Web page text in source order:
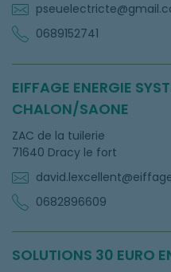
0689152741
EIFFAGE ENERGIE
CHALON/SAONE
ZAC de la tuilerie
71640 Dracy le fort
0682896609
SOLUTIONS 30 EURO